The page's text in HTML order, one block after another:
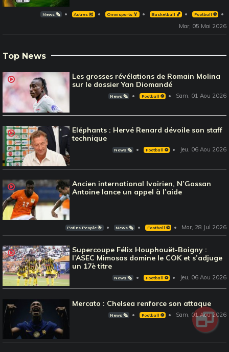
News 🗞️ Autres 🎽 Omnisports 🏅 Basketball 🏀 Football ⚽️
Mar, 05 Mai 2026
Top News
Les grosses révélations de Romain Molina
sur le dossier Yan Diomandé
News 🗞️ Football ⚽️ Sam, 01 Aou 2026
Eléphants : Hervé Renard dévoile son staff
technique
News 🗞️ Football ⚽️ Jeu, 06 Aou 2026
Ancien international Ivoirien, N’Gossan
Antoine lance un appel à l’aide
Potins People 🌟 News 🗞️ Football ⚽️ Mar, 28 Jul 2026
Supercoupe Félix Houphouët-Boigny :
l’ASEC Mimosas domine le COK et s’adjuge
un 17è titre
News 🗞️ Football ⚽️ Jeu, 06 Aou 2026
Mercato : Chelsea renforce son attaque
News 🗞️ Football ⚽️ Sam, 01 Aou 2026